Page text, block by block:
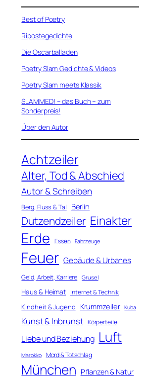
Best of Poetry
Ripostegedichte
Die Oscarballaden
Poetry Slam Gedichte & Videos
Poetry Slam meets Klassik
SLAMMED! – das Buch – zum
Sonderpreis!
Über den Autor
Achtzeiler
Alter, Tod & Abschied
Autor & Schreiben
Berg, Fluss & Tal Berlin
Dutzendzeiler Einakter
Erde Essen Fahrzeuge
Feuer Gebäude & Urbanes
Geld, Arbeit, Karriere Grusel
Haus & Heimat Internet & Technik
Kindheit & Jugend Krummzeiler Kuba
Kunst & Inbrunst Körperteile
Liebe und Beziehung Luft
Marokko Mord & Totschlag
München Pflanzen & Natur